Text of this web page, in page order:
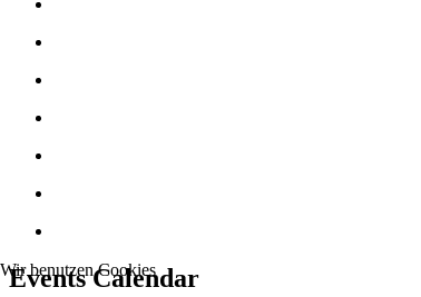
Events Calendar
Wir benutzen Cookies